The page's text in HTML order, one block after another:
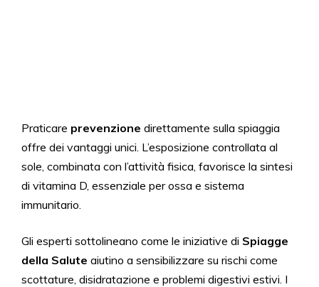
Praticare prevenzione direttamente sulla spiaggia
offre dei vantaggi unici. L’esposizione controllata al
sole, combinata con l’attività fisica, favorisce la sintesi
di vitamina D, essenziale per ossa e sistema
immunitario.
Gli esperti sottolineano come le iniziative di Spiagge
della Salute aiutino a sensibilizzare su rischi come
scottature, disidratazione e problemi digestivi estivi. I